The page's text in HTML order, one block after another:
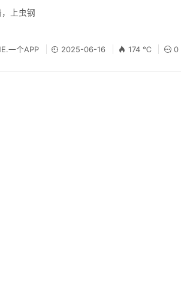
上虫钢
一个APP 2025-06-16 174 ℃ 0